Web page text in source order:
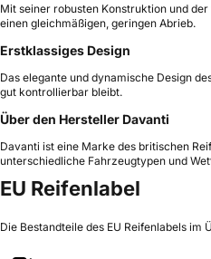
Mit seiner robusten Konstruktion und
einen gleichmäßigen, geringen Abrieb.
Erstklassiges Design
Das elegante und dynamische Design
gut kontrollierbar bleibt.
Über den Hersteller Davanti
Davanti ist eine Marke des britischen
unterschiedliche Fahrzeugtypen und
EU Reifenlabel
Die Bestandteile des EU Reifenlabels im